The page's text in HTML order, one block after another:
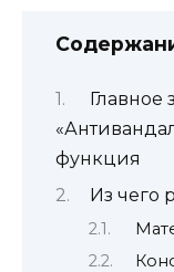
Главное
функция
Из чего